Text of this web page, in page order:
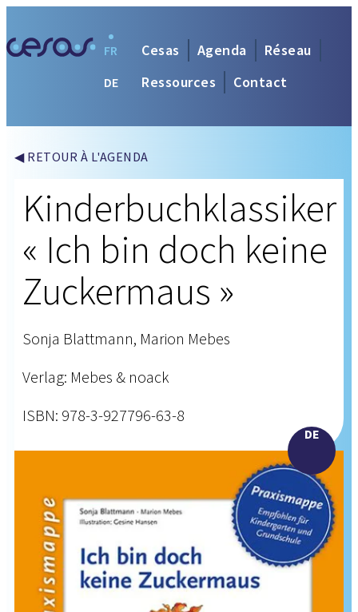
Cesas Agenda
Réseau
Ressources
Contact
FR
DE
◀ RETOUR À L'AGENDA
Kinderbuchklassiker
« Ich bin doch keine
Zuckermaus »
Sonja Blattmann, Marion Mebes
Verlag: Mebes & noack
ISBN: 978-3-927796-63-8
DE